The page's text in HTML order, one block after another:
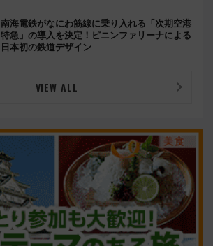
南海電鉄がなにわ筋線に乗り入れる「次期空港
特急」の導入を決定！ピニンファリーナによる
日本初の鉄道デザイン
VIEW ALL